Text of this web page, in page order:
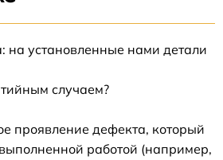
на установленные нами детали
случаем?
проявление дефекта, который
работой (например,